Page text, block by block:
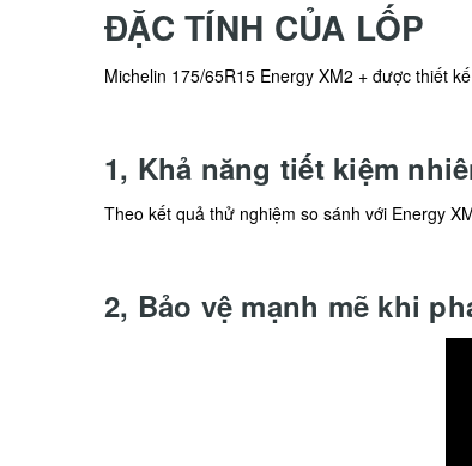
ĐẶC TÍNH CỦA LỐP
Michelin 175/65R15 Energy XM2 + được thiết
1, Khả năng tiết kiệm
Theo kết quả thử nghiệm so sánh với Energy
2, Bảo vệ mạnh mẽ khi